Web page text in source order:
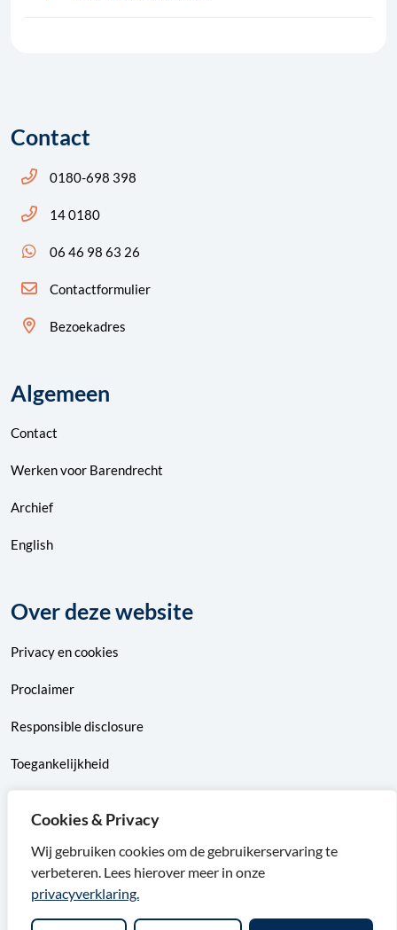
Cookies & Privacy
Wij gebruiken cookies om de gebruikerservaring te
verbeteren. Lees hierover meer in onze
privacyverklaring.
Contact
Bel ons: 14 0180
0180-698 398
Bel ons: 14 0180
14 0180
App ons: 06 46 98 63 26 (WhatsApp)
06 46 98 63 26
Contactformulier
Bezoekadres
Algemeen
Contact
Werken voor Barendrecht
Archief
English
Over deze website
Privacyencookies
Proclaimer
Responsible disclosure
Toegankelijkheid
F
a
X
v
n
i